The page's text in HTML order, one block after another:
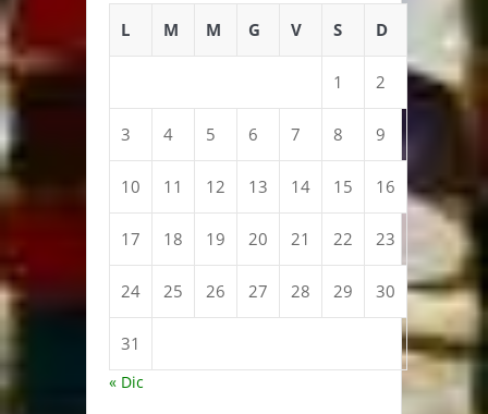
L
M M G V S D
1 2
3 4 5 6 7 8 9
10 11 12 13 14 15 16
17 18 19 20 21 22 23
24 25 26 27 28 29 30
31
« Dic